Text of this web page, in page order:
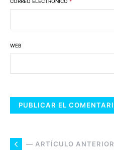
WEB
— ARTÍCULO ANTERIOR